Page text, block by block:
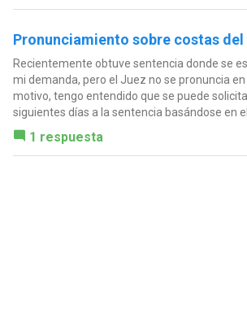
Pronunciamiento sobre costas del
Recientemente obtuve sentencia donde se
mi demanda, pero el Juez no se pronuncia
motivo, tengo entendido que se puede
siguientes días a la sentencia basándose en el
1 respuesta